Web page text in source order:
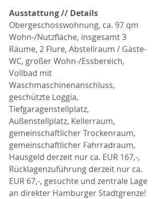
Ausstattung // Details
Obergeschosswohnung, ca. 97 qm
Wohn-/Nutzfläche, insgesamt 3
Räume, 2 Flure, Abstellraum / Gäste-
WC, großer Wohn-/Essbereich,
Vollbad mit
Waschmaschinenanschluss,
geschützte Loggia,
Tiefgaragenstellplatz,
Außenstellplatz, Kellerraum,
gemeinschaftlicher Trockenraum,
gemeinschaftlicher Fahrradraum,
Hausgeld derzeit nur ca. EUR 167,-,
Rücklagenzuführung derzeit nur ca.
EUR 67,-, gesuchte und zentrale Lage
an direkter Hamburger Stadtgrenze!